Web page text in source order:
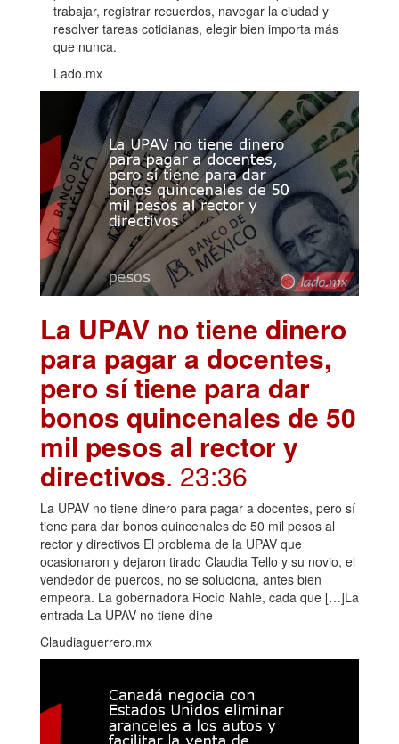
trabajar, registrar recuerdos, navegar la ciudad y
resolver tareas cotidianas, elegir bien importa más
que nunca.
Lado.mx
La UPAV no tiene dinero
para pagar a docentes,
pero sí tiene para dar
bonos quincenales de 50
mil pesos al rector y
directivos. 23:36
La UPAV no tiene dinero para pagar a docentes, pero sí
tiene para dar bonos quincenales de 50 mil pesos al
rector y directivos El problema de la UPAV que
ocasionaron y dejaron tirado Claudia Tello y su novio, el
vendedor de puercos, no se soluciona, antes bien
empeora. La gobernadora Rocío Nahle, cada que […]La
entrada La UPAV no tiene dine
Claudiaguerrero.mx